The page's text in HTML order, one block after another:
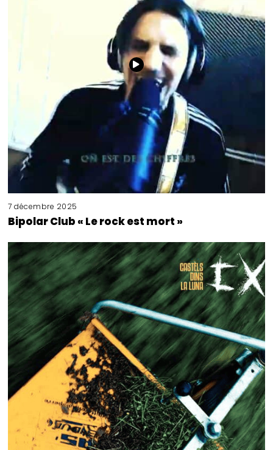
7 décembre 2025
Bipolar Club « Le rock est mort »